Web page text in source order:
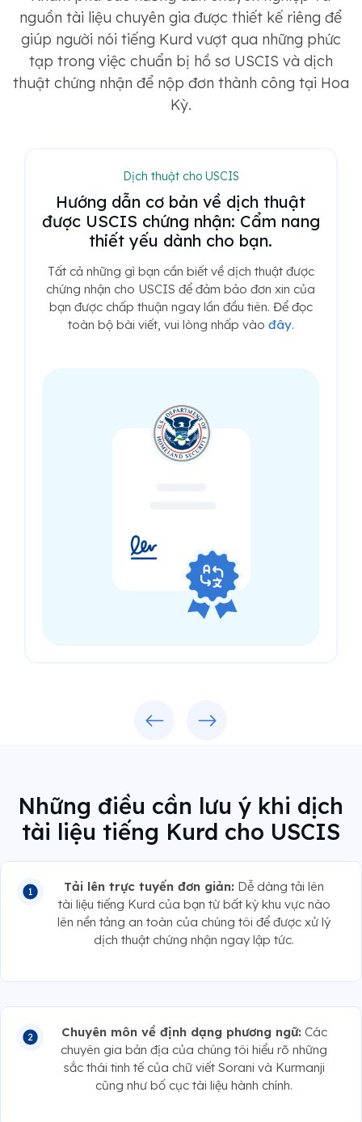
nguồn tài liệu chuyên gia được thiết kế riêng để
giúp người nói tiếng Kurd vượt qua những phức
tạp trong việc chuẩn bị hồ sơ USCIS và dịch
thuật chứng nhận để nộp đơn thành công tại Hoa
Kỳ.
Dịch thuật cho USCIS
Hướng dẫn cơ bản về dịch thuật
được USCIS chứng nhận: Cẩm nang
thiết yếu dành cho bạn.
Tất cả những gì bạn cần biết về dịch thuật được
chứng nhận cho USCIS để đảm bảo đơn xin của
bạn được chấp thuận ngay lần đầu tiên. Để đọc
toàn bộ bài viết, vui lòng nhấp vào đây.
Những điều cần lưu ý khi dịch
tài liệu tiếng Kurd cho USCIS
Tải lên trực tuyến đơn giản: Dễ dàng tải lên
tài liệu tiếng Kurd của bạn từ bất kỳ khu vực nào
lên nền tảng an toàn của chúng tôi để được xử lý
dịch thuật chứng nhận ngay lập tức.
Chuyên môn về định dạng phương ngữ: Các
chuyên gia bản địa của chúng tôi hiểu rõ những
sắc thái tinh tế của chữ viết Sorani và Kurmanji
cũng như bố cục tài liệu hành chính.